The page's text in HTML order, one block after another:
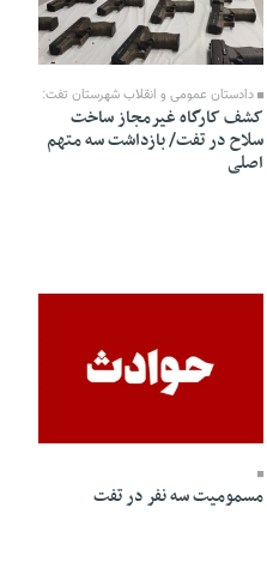
05 Azar 1404 - 14:25
دادستان عمومی و انقلاب شهرستان تفت:
کشف کارگاه غیرمجاز ساخت
سلاح در تفت/ بازداشت سه متهم
اصلی
مسمومیت سه نفر در تفت